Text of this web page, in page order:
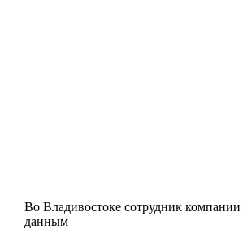
Во Владивостоке сотрудник
данным